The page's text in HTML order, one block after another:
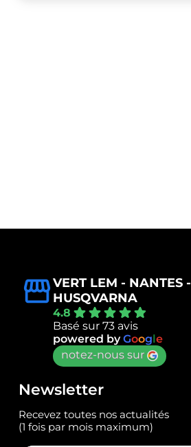
VERT LEM - NANTES -
HUSQVARNA
4.8
Basé sur 73 avis
powered byGoogle
notez-nous sur
Newsletter
Recevez toutes nos actualités
(1 fois par mois maximum)